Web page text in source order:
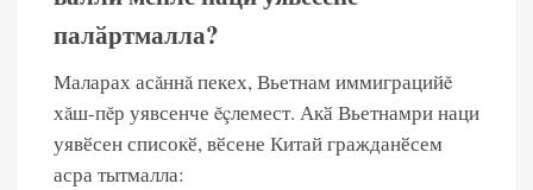
палӑртмалла?
Маларах асăннă пекех, Вьетнам иммиграцийĕ
хăш-пĕр уявсенче ĕçлемест. Акӑ Вьетнамри наци
уявӗсен списокӗ, вӗсене Китай гражданӗсем
асра тытмалла: